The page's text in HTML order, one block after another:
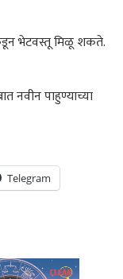
भेटवस्तू मिळू शकते.
नवीन पाहुण्याच्या
Telegram